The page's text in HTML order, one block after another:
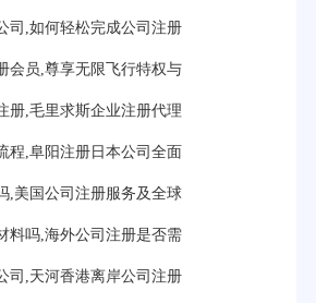
司,如何轻松完成公司注册
会员,尊享无限飞行特权与
册,毛里求斯企业注册代理
程,阜阳注册日本公司全面
,美国公司注册服务及全球
料吗,海外公司注册是否需
司,天河香港离岸公司注册